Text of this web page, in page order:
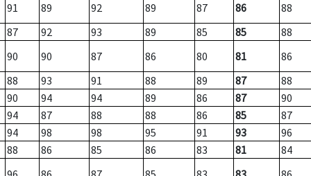
91 89 92 89 87 86
88
87
92 93 89 85 85
88
90
90 87 86 80 81
86
88
93 91 88 89 87
88
90
94 94 89 86 87
90
94
87 88 88 86 85
87
94
98 98 95 91 93
96
88
86 85 86 83 81
84